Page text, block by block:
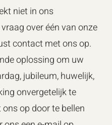
niet in ons
over één van onze
contact met ons op.
oplossing om uw
jubileum, huwelijk,
onvergetelijk te
op door te bellen